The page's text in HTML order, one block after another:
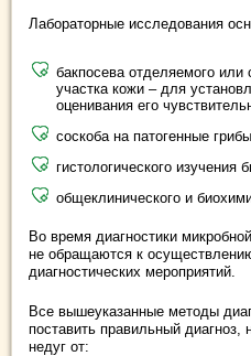
Лабораторные исследования
бакпосева отделяемого или
участка кожи – для
оценивания его
соскоба на патогенные
гистологического изучения
общеклинического и
Во время диагностики
не обращаются к
диагностических мероприятий.
Все вышеуказанные методы
поставить правильный
недуг от: